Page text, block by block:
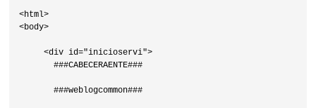
<html>
<body>
     <div id="inicioservi">
       ###CABECERAENTE###
       ###weblogcommon###